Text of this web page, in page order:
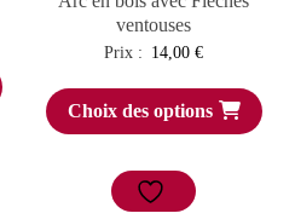
ventouses
Prix : 14,00€
Choix des options